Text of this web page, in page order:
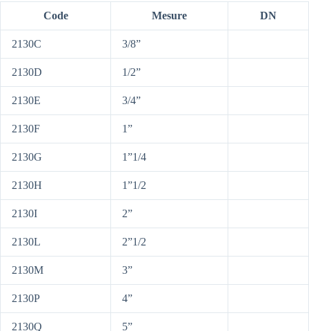
Code Mesure DN
2130C 3/8”
2130D 1/2”
2130E 3/4”
2130F 1”
2130G 1”1/4
2130H 1”1/2
2130I 2”
2130L 2”1/2
2130M 3”
2130P 4”
2130Q 5”